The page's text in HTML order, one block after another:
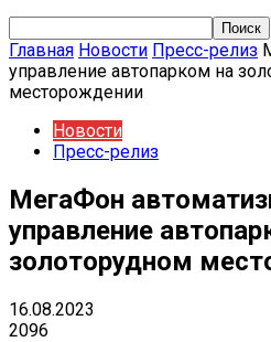
Главная Новости Пресс-релиз
управление автопарком на
месторождении
Новости
Пресс-релиз
МегаФон
управление
золоторудном
16.08.2023
2096